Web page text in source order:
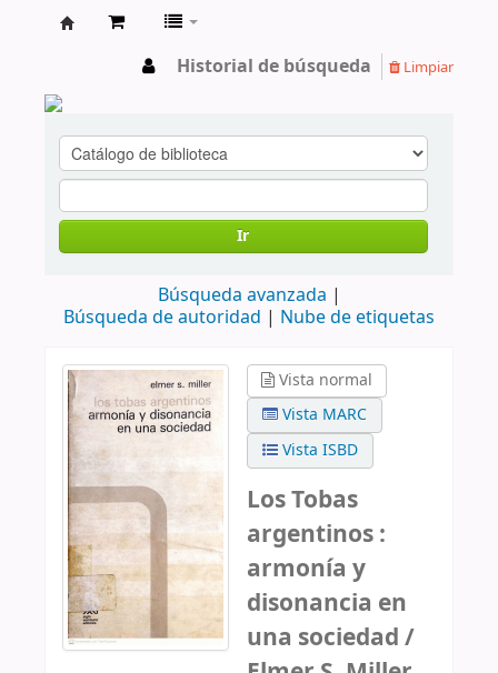
Historial de búsqueda Limpiar
Ir
Búsqueda avanzada
Búsqueda de autoridad
Nube de etiquetas
Vista normal
Vista MARC
Vista ISBD
Los Tobas
argentinos :
armonía y
disonancia en
una sociedad /